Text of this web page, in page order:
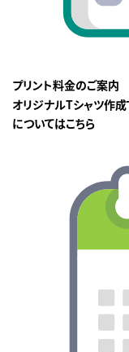
プリント料金のご案内
オリジナルTシャツ作
についてはこちら